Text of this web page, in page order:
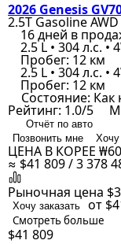
2026 Genesis
2.5T Gasoline AWD
16 дней в
2.5 L • 304 л.с. •
Пробег: 12 км
2.5 L • 304 л.с. •
Пробег: 12 км
Состояние: Как
Рейтинг: 1.0/5
Отчёт по авто
Позвонить мне
Хочу
ЦЕНА В КОРЕЕ
≈ $41 809 / 3 378
Рыночная цена
Хочу заказать от
Смотреть больше
$41 809